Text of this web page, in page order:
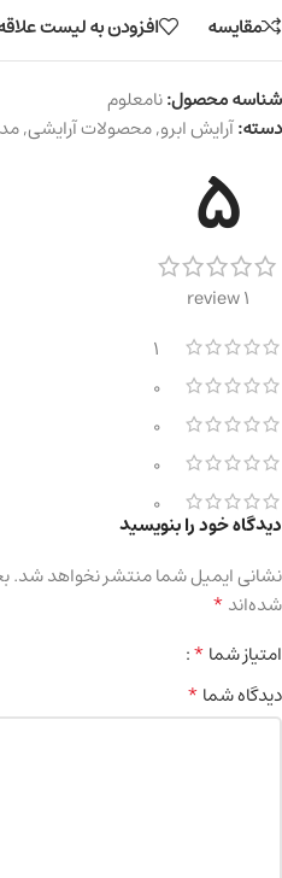
مقایسه افزودن به لیست
شناسه محصول:نامعلوم
دسته:آرایش ابرو,محصولات آرایشی,
5
1 review
1
0
0
0
0
دیدگاه خود را بنویسید
نشانی ایمیل شما منتشر نخواهد شد.
شده‌اند*
امتیاز شما*
دیدگاه شما*